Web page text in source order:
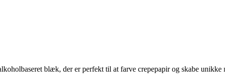
blæk, der er perfekt til at farve crepepapir og skabe unikke